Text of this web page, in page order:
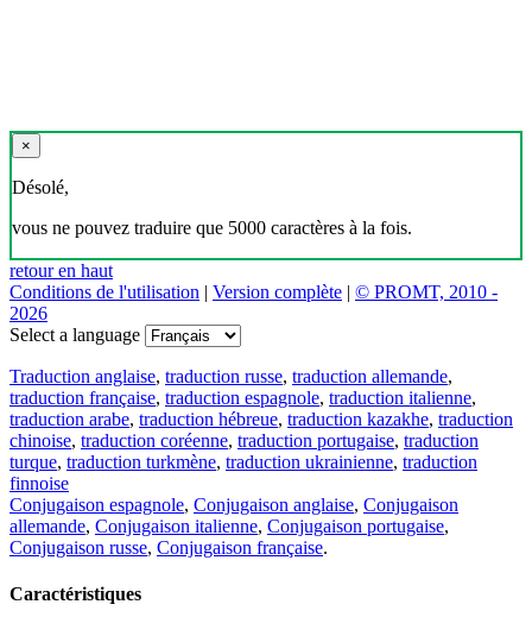
×
Désolé,
vous ne pouvez traduire que 5000 caractères à la fois.
retour en haut
Conditions de l'utilisation | Version complète | © PROMT, 2010 -
2026
Select a language
Traduction anglaise, traduction russe, traduction allemande,
traduction française, traduction espagnole, traduction italienne,
traduction arabe, traduction hébreue, traduction kazakhe, traduction
chinoise, traduction coréenne, traduction portugaise, traduction
turque, traduction turkmène, traduction ukrainienne, traduction
finnoise
Conjugaison espagnole, Conjugaison anglaise, Conjugaison
allemande, Conjugaison italienne, Conjugaison portugaise,
Conjugaison russe, Conjugaison française.
Caractéristiques